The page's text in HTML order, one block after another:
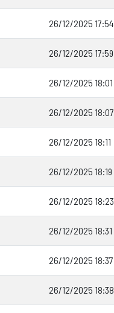
26/12/2025 17:54
26/12/2025 17:59
26/12/2025 18:01
26/12/2025 18:07
26/12/2025 18:11
26/12/2025 18:19
26/12/2025 18:23
26/12/2025 18:31
26/12/2025 18:37
26/12/2025 18:38